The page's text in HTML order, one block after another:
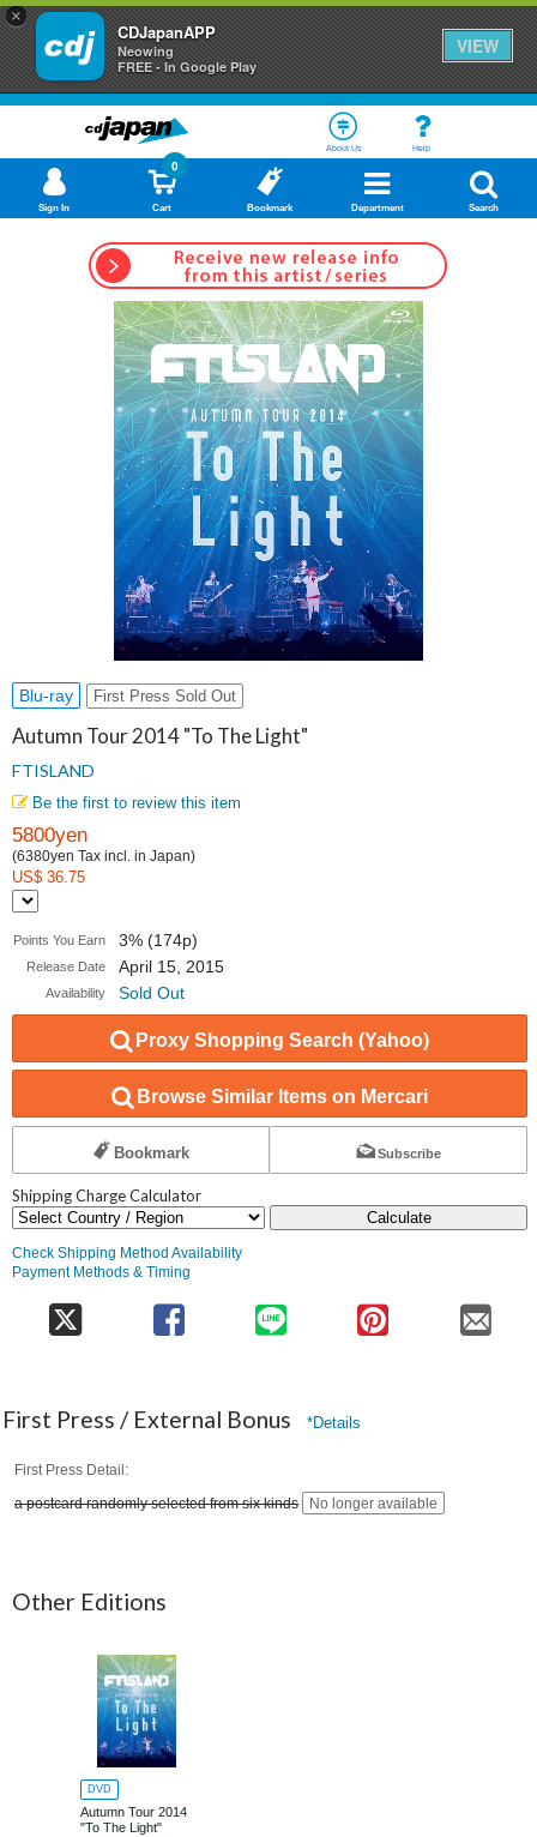
×
CDJapanAPP
Neowing
FREE - In Google Play
VIEW
About Us Help
Sign In Cart
0
Bookmark Department Search
Blu-ray First Press Sold Out
Autumn Tour 2014 "To The Light"
FTISLAND
Be the first to review this item
5800yen
(6380yen Tax incl. in Japan)
US$ 36.75
Points You Earn 3% (174p)
Release Date April 15, 2015
Availability Sold Out
Proxy Shopping Search (Yahoo)
Browse Similar Items on Mercari
Bookmark Subscribe
Shipping Charge Calculator
Calculate
Check Shipping Method Availability
Payment Methods & Timing
First Press / External Bonus *Details
First Press Detail
a postcard randomly selected from six kinds No longer available
Other Editions
DVD
Autumn Tour 2014
"To The Light"